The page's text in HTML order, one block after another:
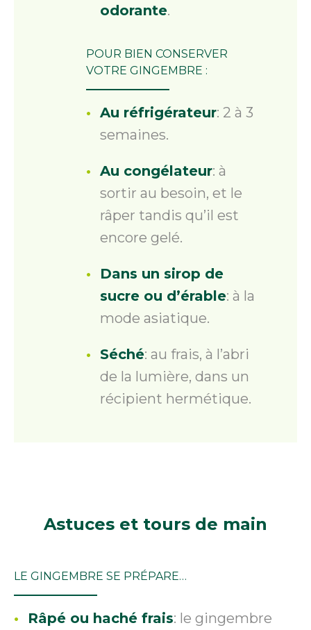
odorante.
POUR BIEN CONSERVER
VOTRE GINGEMBRE :
Au réfrigérateur: 2 à 3
semaines.
Au congélateur: à
sortir au besoin, et le
râper tandis qu’il est
encore gelé.
Dans un sirop de
sucre ou d’érable: à la
mode asiatique.
Séché: au frais, à l’abri
de la lumière, dans un
récipient hermétique.
Astuces et tours de main
LE GINGEMBRE SE PRÉPARE…
Râpé ou haché frais: le gingembre